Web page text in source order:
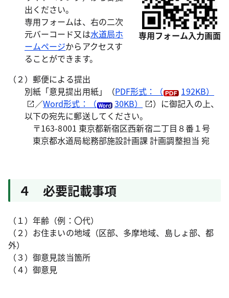
専用フォーム入力画面
出ください。
専用フォームは、右の二次
元バーコード又は水道局ホ
ームページからアクセスす
ることができます。
（２）郵便による提出
別紙「意見提出用紙」（PDF形式：（
192KB）
／Word形式：（ 30KB）
）に御記入の上、
以下の宛先に郵送してください。
〒163-8001 東京都新宿区西新宿二丁目８番１号
東京都水道局総務部施設計画課 計画調整担当 宛
４ 必要記載事項
（１）年齢（例：〇代）
（２）お住まいの地域（区部、多摩地域、島しょ部、都
外）
（３）御意見該当箇所
（４）御意見